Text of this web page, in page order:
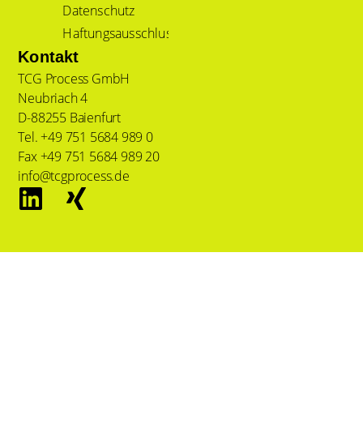
Datenschutz
Haftungsausschluss
Kontakt
TCG Process GmbH
Neubriach 4
D-88255 Baienfurt
Tel. +49 751 5684 989 0
Fax +49 751 5684 989 20
info@tcgprocess.de